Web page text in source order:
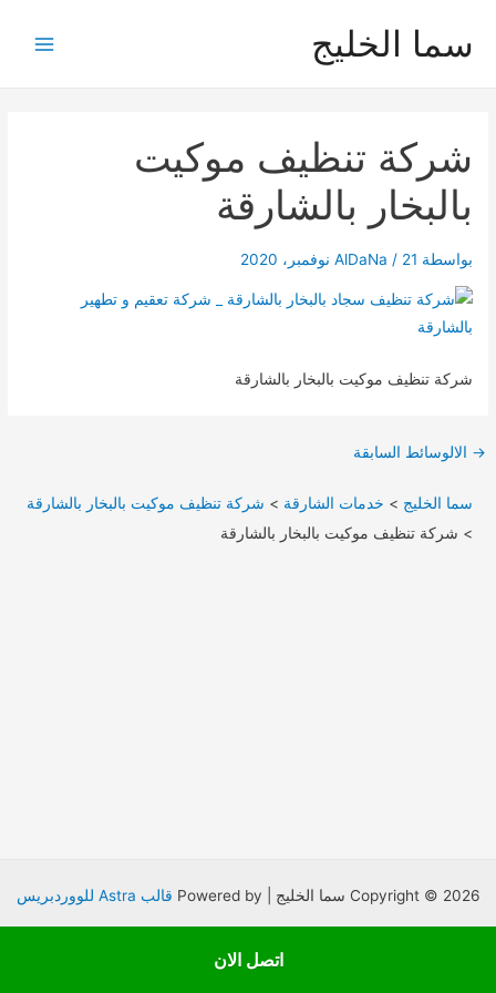
سما الخليج
شركة تنظيف موكيت
بالبخار بالشارقة
بواسطة AlDaNa / 21 نوفمبر، 2020
شركة تنظيف موكيت بالبخار بالشارقة
Post
→ الالوسائط السابقة
سما الخليج > خدمات الشارقة > شركة تنظيف موكيت بالبخار بالشارقة
> شركة تنظيف موكيت بالبخار بالشارقة
Copyright © 2026 سما الخليج | Powered by قالب Astra للووردبريس
اتصل الان